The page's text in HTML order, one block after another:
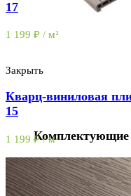
Комплектующие
32 товара
Перейти в каталог
17
1 199 ₽ / м²
Закрыть
Кварц-виниловая
15
1 199 ₽/ м²